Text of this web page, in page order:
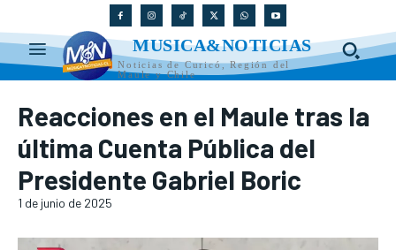
MUSICA&NOTICIAS
Noticias de Curicó, Región del
Maule y Chile
Reacciones en el Maule tras la
última Cuenta Pública del
Presidente Gabriel Boric
1 de junio de 2025